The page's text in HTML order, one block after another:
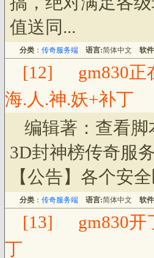
值送同...
分类： 传奇服务端 语言:简体中文 软
[12]
gm830
海.人.神.妖+补丁
编辑著：查看
3D封神榜传奇服
【公告】各个安
分类： 传奇服务端 语言:简体中文 软
[13]
gm830
丁